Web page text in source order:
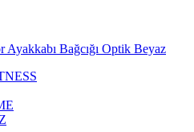
Ayakkabı Bağcığı Optik Beyaz